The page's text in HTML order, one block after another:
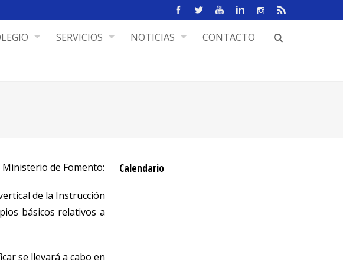
SERVICIOS NOTICIAS CONTACTO
de Fomento:
de la Instrucción
básicos relativos a
se llevará a cabo en
Calendario